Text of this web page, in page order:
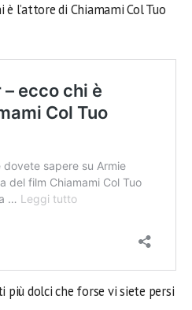
l’attore di Chiamami Col Tuo
più dolci che forse vi siete persi